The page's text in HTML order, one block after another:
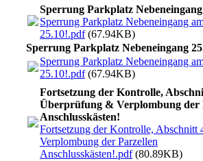
Sperrung Parkplatz Nebeneingang
Sperrung Parkplatz Nebeneingang
25.10!.pdf(67.94KB)
Sperrung Parkplatz Nebeneingang
Sperrung Parkplatz Nebeneingang
25.10!.pdf(67.94KB)
Fortsetzung der Kontrolle,
Überprüfung & Verplombung der
Anschlusskästen!
Fortsetzung der Kontrolle, Abschnitt
Verplombung der Parzellen
Anschlusskästen!.pdf(80.89KB)